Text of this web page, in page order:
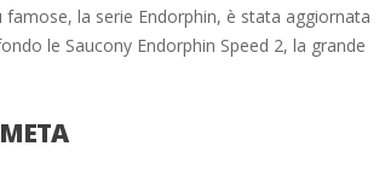
la serie Endorphin, è stata aggiornata
le Saucony Endorphin Speed 2, la grande